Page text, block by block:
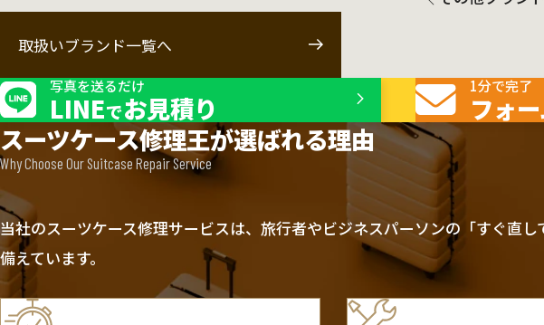
取扱いブランド一覧へ
写真を送るだけ
LINEでお見積り
1分で完了
フォ
スーツケース修理王が選ばれる理由
Why Choose Our Suitcase Repair Service
当社のスーツケース修理サービスは、旅行者やビジネスパーソンの「すぐ直
備えています。